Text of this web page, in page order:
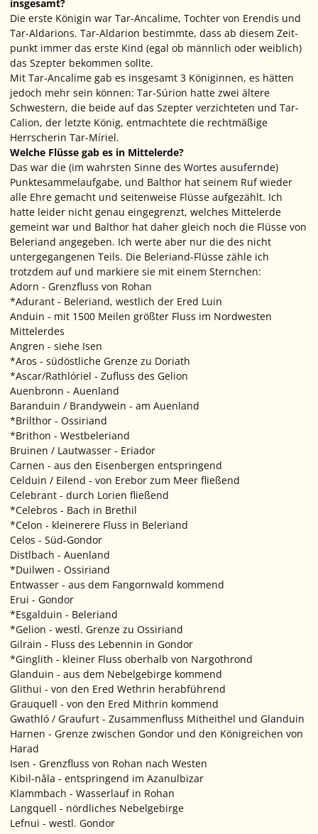
insgesamt?
Die erste Königin war Tar-Ancalime, Tochter von Erendis und
Tar-Aldarions. Tar-Aldarion bestimmte, dass ab diesem Zeit-
punkt immer das erste Kind (egal ob männlich oder weiblich)
das Szepter bekommen sollte.
Mit Tar-Ancalime gab es insgesamt 3 Königinnen, es hätten
jedoch mehr sein können: Tar-Súrion hatte zwei ältere
Schwestern, die beide auf das Szepter verzichteten und Tar-
Calion, der letzte König, entmachtete die rechtmäßige
Herrscherin Tar-Míriel.
Welche Flüsse gab es in Mittelerde?
Das war die (im wahrsten Sinne des Wortes ausufernde)
Punktesammelaufgabe, und Balthor hat seinem Ruf wieder
alle Ehre gemacht und seitenweise Flüsse aufgezählt. Ich
hatte leider nicht genau eingegrenzt, welches Mittelerde
gemeint war und Balthor hat daher gleich noch die Flüsse von
Beleriand angegeben. Ich werte aber nur die des nicht
untergegangenen Teils. Die Beleriand-Flüsse zähle ich
trotzdem auf und markiere sie mit einem Sternchen:
Adorn - Grenzfluss von Rohan
*Adurant - Beleriand, westlich der Ered Luin
Anduin - mit 1500 Meilen größter Fluss im Nordwesten
Mittelerdes
Angren - siehe Isen
*Aros - südöstliche Grenze zu Doriath
*Ascar/Rathlóriel - Zufluss des Gelion
Auenbronn - Auenland
Baranduin / Brandywein - am Auenland
*Brilthor - Ossiriand
*Brithon - Westbeleriand
Bruinen / Lautwasser - Eriador
Carnen - aus den Eisenbergen entspringend
Celduin / Eilend - von Erebor zum Meer fließend
Celebrant - durch Lorien fließend
*Celebros - Bach in Brethil
*Celon - kleinerere Fluss in Beleriand
Celos - Süd-Gondor
Distlbach - Auenland
*Duilwen - Ossiriand
Entwasser - aus dem Fangornwald kommend
Erui - Gondor
*Esgalduin - Beleriand
*Gelion - westl. Grenze zu Ossiriand
Gilrain - Fluss des Lebennin in Gondor
*Ginglith - kleiner Fluss oberhalb von Nargothrond
Glanduin - aus dem Nebelgebirge kommend
Glithui - von den Ered Wethrin herabführend
Grauquell - von den Ered Mithrin kommend
Gwathló / Graufurt - Zusammenfluss Mitheithel und Glanduin
Harnen - Grenze zwischen Gondor und den Königreichen von
Harad
Isen - Grenzfluss von Rohan nach Westen
Kibil-nâla - entspringend im Azanulbizar
Klammbach - Wasserlauf in Rohan
Langquell - nördliches Nebelgebirge
Lefnui - westl. Gondor